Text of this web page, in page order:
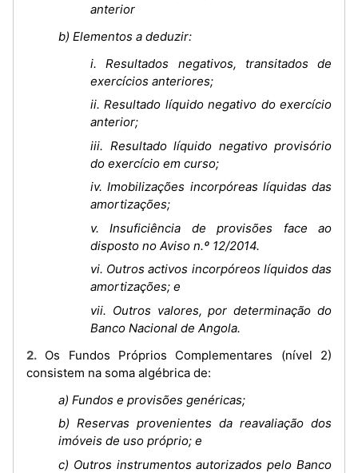
anterior
b) Elementos a deduzir:
i. Resultados negativos, transitados de
exercícios anteriores;
ii. Resultado líquido negativo do exercício
anterior;
iii. Resultado líquido negativo provisório
do exercício em curso;
iv. Imobilizações incorpóreas líquidas das
amortizações;
v. Insuficiência de provisões face ao
disposto no Aviso n.º 12/2014.
vi. Outros activos incorpóreos líquidos das
amortizações; e
vii. Outros valores, por determinação do
Banco Nacional de Angola.
2. Os Fundos Próprios Complementares (nível 2)
consistem na soma algébrica de:
a) Fundos e provisões genéricas;
b) Reservas provenientes da reavaliação dos
imóveis de uso próprio; e
c) Outros instrumentos autorizados pelo Banco